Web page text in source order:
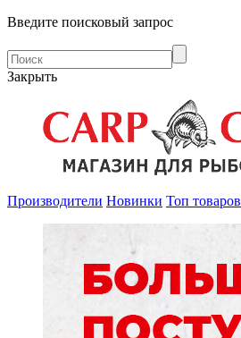
Введите поисковый запрос
Закрыть
Производители Новинки Топ товаров